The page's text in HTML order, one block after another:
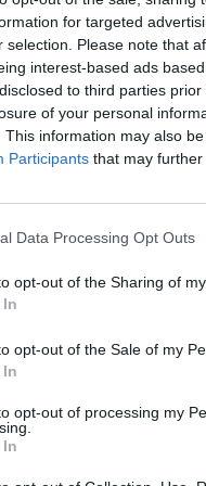
for targeted
selection. Please note that
interest-based ads
to third parties
of your personal
This information may also
Participants that may further
Data Processing Opt Outs
opt-out of the Sharing of
opt-out of the Sale of my
opt-out of processing my
Mobile
Μπλόκο στις
Play Services χτυπά
OnePlus
06/08/2026